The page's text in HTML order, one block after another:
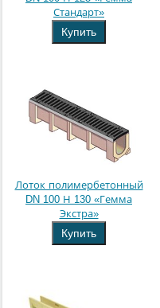
Стандарт»
Купить
Лоток полимербетонный
DN 100 Н 130 «Гемма
Экстра»
Купить